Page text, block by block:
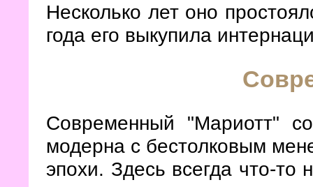
Несколько лет оно
года его выкупила
Современный "Мариотт"
модерна с бестолковым
эпохи. Здесь всегда что-то